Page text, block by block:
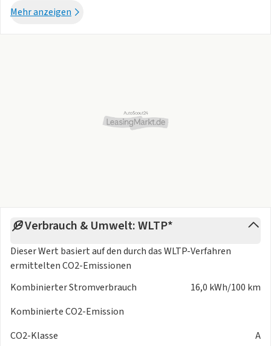
Mehr anzeigen
Verbrauch & Umwelt: WLTP*
Dieser Wert basiert auf den durch dasWLTP-Verfahren
ermittelten CO2-Emissionen
Kombinierter Stromverbrauch
16,0 kWh/100 km
Kombinierte CO2-Emission
CO2-Klasse
A